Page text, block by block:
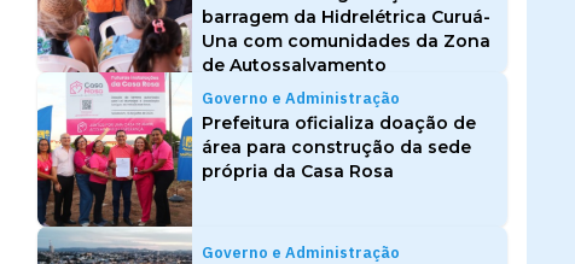
barragem da Hidrelétrica Curuá-
Una com comunidades da Zona
de Autossalvamento
Governo e Administração
Prefeitura oficializa doação de
área para construção da sede
própria da Casa Rosa
Governo e Administração